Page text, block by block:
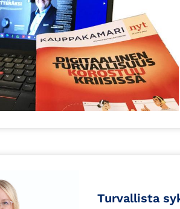
Turvallista